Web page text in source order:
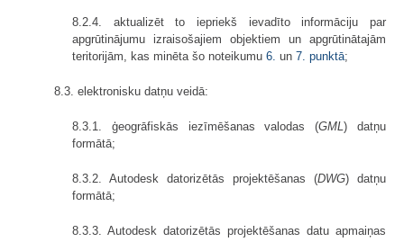
8.2.4. aktualizēt to iepriekš ievadīto informāciju par
apgrūtinājumu izraisošajiem objektiem un apgrūtinātajām
teritorijām, kas minēta šo noteikumu 6. un 7. punktā;
8.3. elektronisku datņu veidā:
8.3.1. ģeogrāfiskās iezīmēšanas valodas (GML) datņu
formātā;
8.3.2. Autodesk datorizētās projektēšanas (DWG) datņu
formātā;
8.3.3. Autodesk datorizētās projektēšanas datu apmaiņas